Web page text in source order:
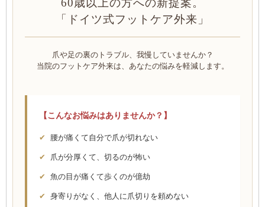
60歳以上の方への新提案。
「ドイツ式フットケア外来」
爪や足の裏のトラブル、我慢していませんか？
当院のフットケア外来は、あなたの悩みを軽減します。
【こんなお悩みはありませんか？】
✔ 腰が痛くて自分で爪が切れない
✔ 爪が分厚くて、切るのが怖い
✔ 魚の目が痛くて歩くのが億劫
✔ 身寄りがなく、他人に爪切りを頼めない